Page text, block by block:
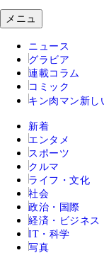
メニュ
ニュース
グラビア
連載コラム
コミック
キン肉マン 新し
新着
エンタメ
スポーツ
クルマ
ライフ・文化
社会
政治・国際
経済・ビジネス
IT・科学
写真